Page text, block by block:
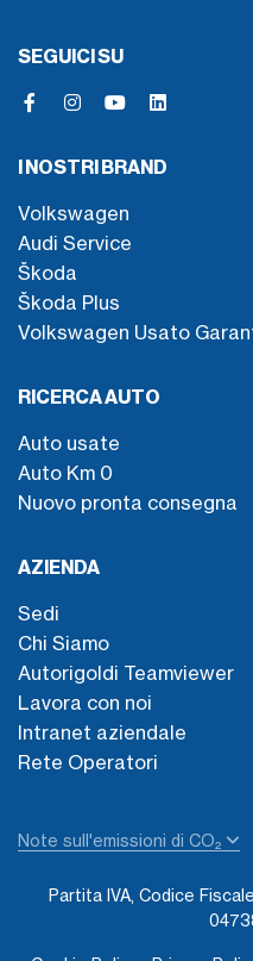
SEGUICI SU
I NOSTRI BRAND
Volkswagen
Audi Service
Škoda
Škoda Plus
Volkswagen Usato
RICERCA AUTO
Auto usate
Auto Km 0
Nuovo pronta consegna
AZIENDA
Sedi
Chi Siamo
Autorigoldi Teamviewer
Lavora con noi
Intranet aziendale
Rete Operatori
Note sull'emissioni di CO₂
Partita IVA, Codice